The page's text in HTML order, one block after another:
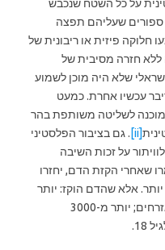
על כל השטח שנכבש
שעליהם תפצה
חלוקה פיזית או ריבונית של
ללא חזרה מסיבית של
שלא היה מוכן לשמוע
עכשיו אחרת. כמעט
לשליטה משותפת בהר
[ii]
. גם בציבור הפלסטיני
על זכות השיבה
שאחרי הקזת הדם, יחזרו
אלא שהדם הוקז: יותר
מאלף ישראלים, כשני שלישים מהם אזרחים; יותר מ-3000